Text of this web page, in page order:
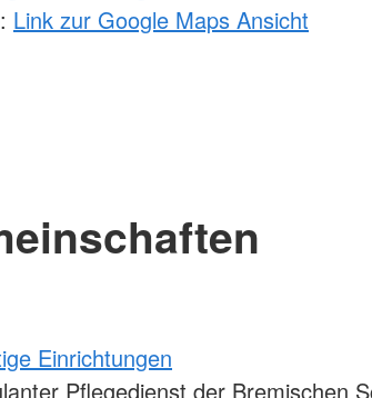
Link zur Google Maps Ansicht
Einrichtungen
Pflegedienst der Bremischen